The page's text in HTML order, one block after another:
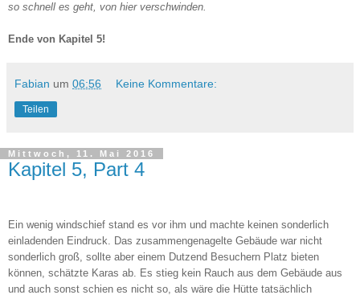
so schnell es geht, von hier verschwinden.
Ende von Kapitel 5!
Fabian um 06:56 Keine Kommentare:
Teilen
Mittwoch, 11. Mai 2016
Kapitel 5, Part 4
Ein wenig windschief stand es vor ihm und machte keinen sonderlich
einladenden Eindruck. Das zusammengenagelte Gebäude war nicht
sonderlich groß, sollte aber einem Dutzend Besuchern Platz bieten
können, schätzte Karas ab. Es stieg kein Rauch aus dem Gebäude aus
und auch sonst schien es nicht so, als wäre die Hütte tatsächlich